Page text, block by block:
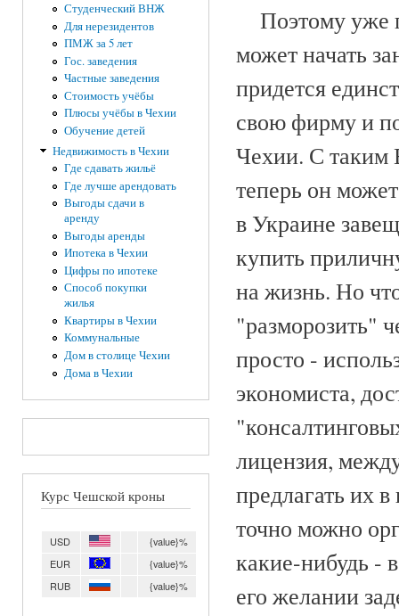
Студенческий ВНЖ
Для нерезидентов
ПМЖ за 5 лет
Гос. заведения
Частные заведения
Стоимость учёбы
Плюсы учёбы в Чехии
Обучение детей
Недвижимость в Чехии
Где сдавать жильё
Где лучше арендовать
Выгоды сдачи в
аренду
Выгоды аренды
Ипотека в Чехии
Цифры по ипотеке
Способ покупки
жилья
Квартиры в Чехии
Коммунальные
Дом в столице Чехии
Дома в Чехии
Курс Чешской кроны
USD
{value}%
EUR
{value}%
RUB
{value}%
Поэтому уже
может начать
придется
свою фирму и
Чехии. С таким
теперь он
в Украине
купить
на жизнь. Но
"разморозить"
просто -
экономиста,
лицензия,
предлагать их
точно можно
какие-нибудь -
его желании